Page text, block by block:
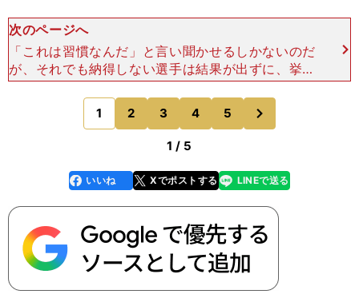
次のページへ
「これは習慣なんだ」と言い聞かせるしかないのだ
が、それでも納得しない選手は結果が出ずに、挙句
の果ては二軍行きとなるわけだ（笑）。 日本で活
躍する外国人選手の共通点は、来日する目的を最初
から理解している
1 2 3 4 5
のページへ
1 / 5
faceboo
k
いいね Xでポストする
line LINEで送る